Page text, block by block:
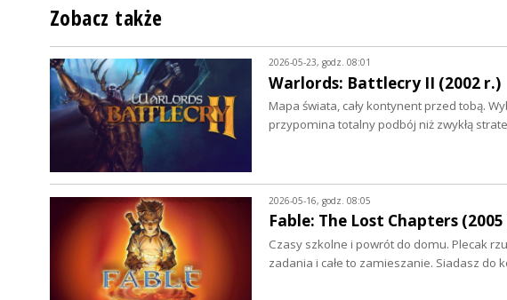
Zobacz także
2026-05-23, godz. 08:01
Warlords: Battlecry II (2002 r.)
Mapa świata, cały kontynent przed tobą.
przypomina totalny podbój niż zwykłą
2026-05-16, godz. 08:05
Fable: The Lost Chapters
Czasy szkolne i powrót do domu. Plecak
zadania i całe to zamieszanie. Siadasz do